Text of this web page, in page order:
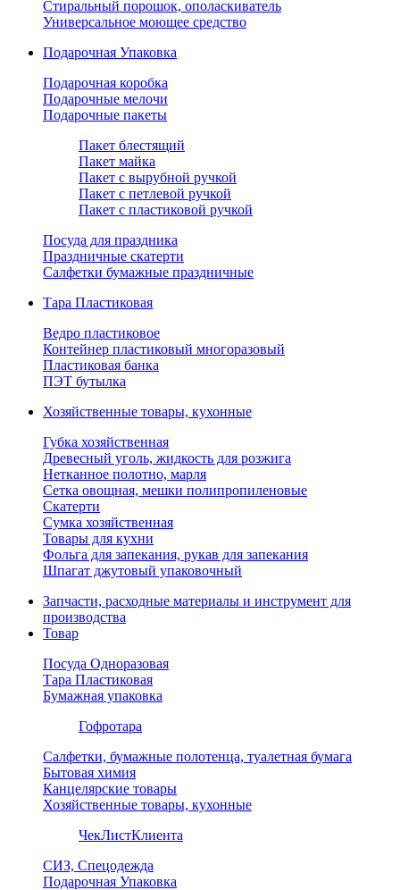
Стиральный порошок, ополаскиватель
Универсальное моющее средство
Подарочная Упаковка
Подарочная коробка
Подарочные мелочи
Подарочные пакеты
Пакет блестящий
Пакет майка
Пакет с вырубной ручкой
Пакет с петлевой ручкой
Пакет с пластиковой ручкой
Посуда для праздника
Праздничные скатерти
Салфетки бумажные праздничные
Тара Пластиковая
Ведро пластиковое
Контейнер пластиковый многоразовый
Пластиковая банка
ПЭТ бутылка
Хозяйственные товары, кухонные
Губка хозяйственная
Древесный уголь, жидкость для розжига
Нетканное полотно, марля
Сетка овощная, мешки полипропиленовые
Скатерти
Сумка хозяйственная
Товары для кухни
Фольга для запекания, рукав для запекания
Шпагат джутовый упаковочный
Запчасти, расходные материалы и инструмент для
производства
Товар
Посуда Одноразовая
Тара Пластиковая
Бумажная упаковка
Гофротара
Салфетки, бумажные полотенца, туалетная бумага
Бытовая химия
Канцелярские товары
Хозяйственные товары, кухонные
ЧекЛистКлиента
СИЗ, Спецодежда
Подарочная Упаковка